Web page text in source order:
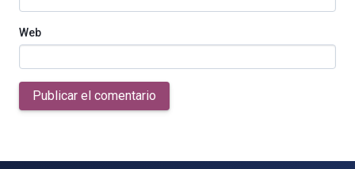
Web
Publicar el comentario